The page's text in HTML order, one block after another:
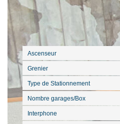
Autres
Ascenseur
Grenier
Type de Stationnement
Nombre garages/Box
Interphone